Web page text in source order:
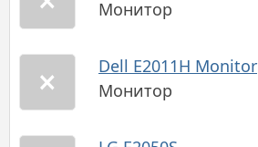
Монитор
Dell E2011H Monitor
Монитор